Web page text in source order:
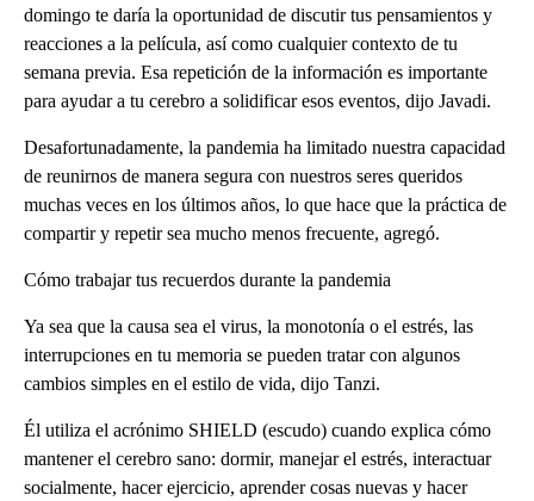
domingo te daría la oportunidad de discutir tus pensamientos y
reacciones a la película, así como cualquier contexto de tu
semana previa. Esa repetición de la información es importante
para ayudar a tu cerebro a solidificar esos eventos, dijo Javadi.
Desafortunadamente, la pandemia ha limitado nuestra capacidad
de reunirnos de manera segura con nuestros seres queridos
muchas veces en los últimos años, lo que hace que la práctica de
compartir y repetir sea mucho menos frecuente, agregó.
Cómo trabajar tus recuerdos durante la pandemia
Ya sea que la causa sea el virus, la monotonía o el estrés, las
interrupciones en tu memoria se pueden tratar con algunos
cambios simples en el estilo de vida, dijo Tanzi.
Él utiliza el acrónimo SHIELD (escudo) cuando explica cómo
mantener el cerebro sano: dormir, manejar el estrés, interactuar
socialmente, hacer ejercicio, aprender cosas nuevas y hacer